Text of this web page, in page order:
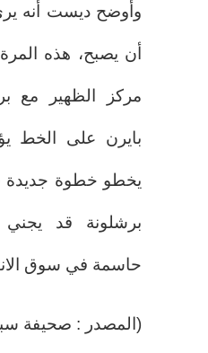
وأوضح ديست أنه
أن يصبح، هذه
مركز الظهير مع
بايرن على الخط
يخطو خطوة
برشلونة قد
حاسمة في سوق
(المصدر : صحيفة